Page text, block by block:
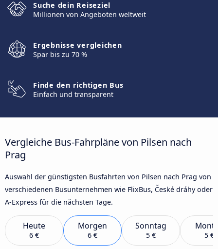
Suche dein Reiseziel
Millionen von Angeboten weltweit
Ergebnisse vergleichen
Spar bis zu 70 %
Finde den richtigen Bus
Einfach und transparent
Vergleiche Bus-Fahrpläne von Pilsen nach
Prag
Auswahl der günstigsten Busfahrten von Pilsen nach Prag von
verschiedenen Busunternehmen wie FlixBus, České dráhy oder
A-Express für die nächsten Tage.
Heute
6 €
Morgen
6 €
Sonntag
5 € 5 €